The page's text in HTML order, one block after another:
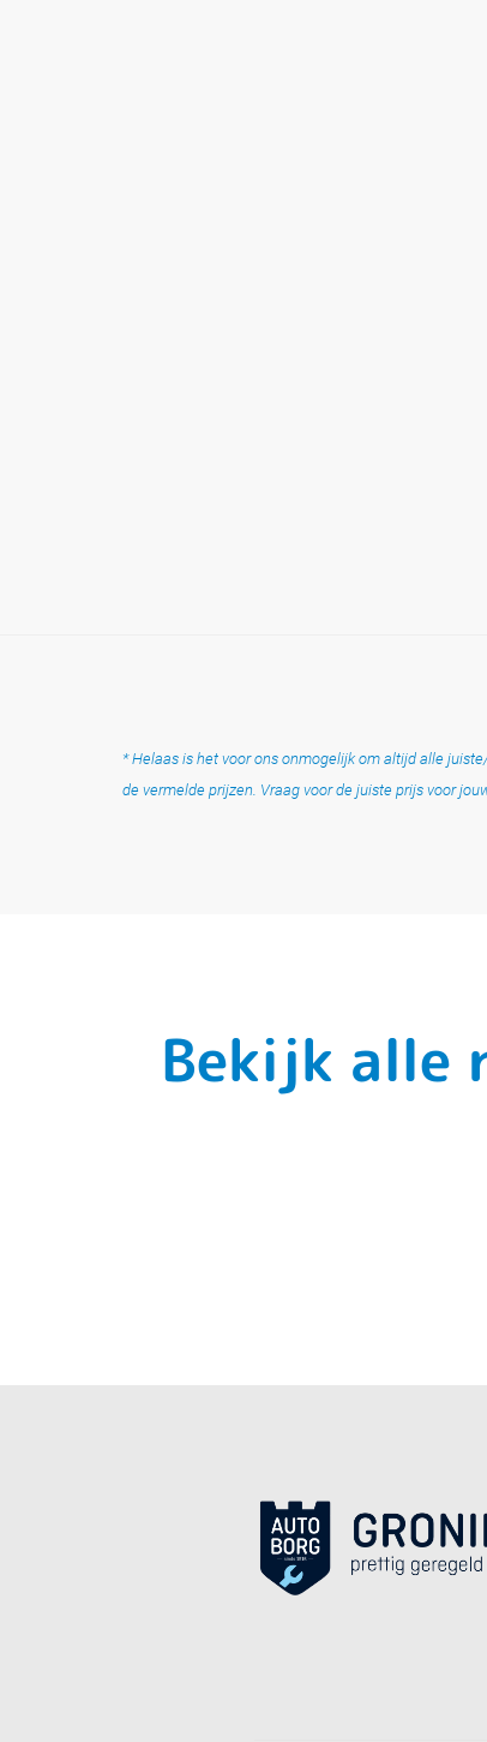
* Helaas is het voor ons onmogelijk om altijd alle
de vermelde prijzen. Vraag voor de juiste prijs voor
Bekijk alle